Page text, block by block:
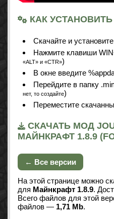
КАК УСТАНОВИТЬ
Cкачайте и установите
Нажмите клавиши
«ALT» и «CTR»)
В окне введите
Перейдите в папку
нет, то создайте)
Переместите
СКАЧАТЬ МОД
МАЙНКРАФТ 1.8.9
← Все версии
На этой странице можно
для Майнкрафт 1.8.9.
Всего файлов для этой
файлов — 1,71 Mb.